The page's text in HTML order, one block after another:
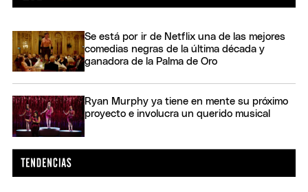
Se está por ir de Netflix una de las mejores
comedias negras de la última década y
ganadora de la Palma de Oro
Ryan Murphy ya tiene en mente su próximo
proyecto e involucra un querido musical